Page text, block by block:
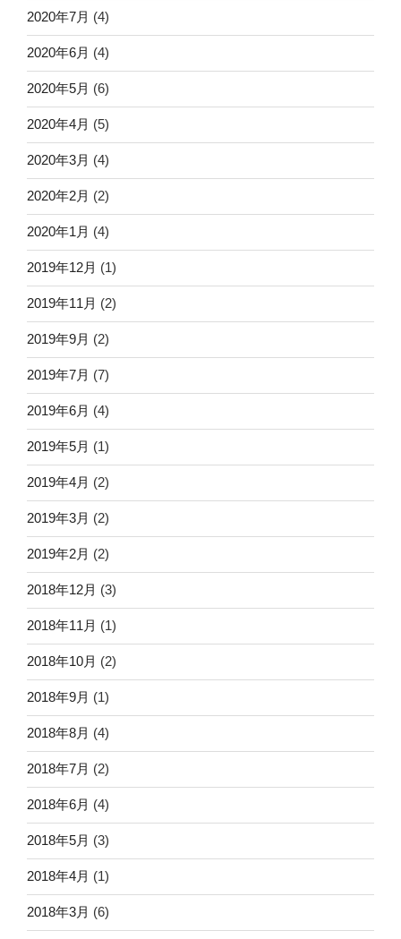
2020年7月 (4)
2020年6月 (4)
2020年5月 (6)
2020年4月 (5)
2020年3月 (4)
2020年2月 (2)
2020年1月 (4)
2019年12月 (1)
2019年11月 (2)
2019年9月 (2)
2019年7月 (7)
2019年6月 (4)
2019年5月 (1)
2019年4月 (2)
2019年3月 (2)
2019年2月 (2)
2018年12月 (3)
2018年11月 (1)
2018年10月 (2)
2018年9月 (1)
2018年8月 (4)
2018年7月 (2)
2018年6月 (4)
2018年5月 (3)
2018年4月 (1)
2018年3月 (6)